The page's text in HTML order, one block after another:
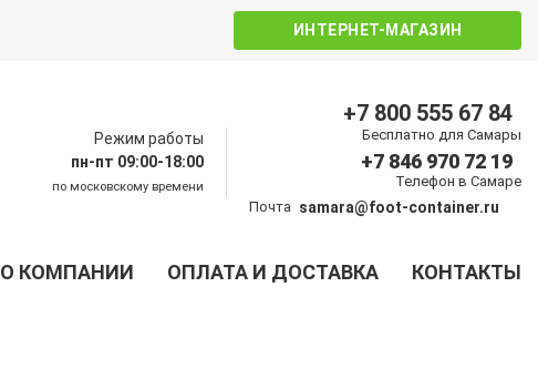
ИНТЕРНЕТ-МАГАЗИН
Режим работы
пн-пт 09:00-18:00
по московскому времени
Бесплатно для Самары
+7 800 555 67 84
Телефон в Самаре
+7 846 970 72 19
Почта samara@foot-container.ru
О КОМПАНИИ ОПЛАТА И ДОСТАВКА КОНТАКТЫ